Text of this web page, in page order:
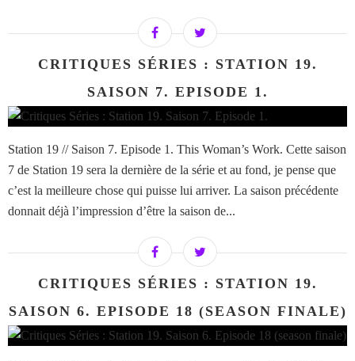
CRITIQUES SÉRIES : STATION 19.
SAISON 7. EPISODE 1.
Station 19 // Saison 7. Episode 1. This Woman’s Work. Cette saison
7 de Station 19 sera la dernière de la série et au fond, je pense que
c’est la meilleure chose qui puisse lui arriver. La saison précédente
donnait déjà l’impression d’être la saison de...
CRITIQUES SÉRIES : STATION 19.
SAISON 6. EPISODE 18 (SEASON FINALE)